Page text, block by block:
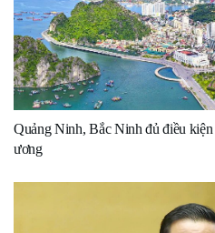
Quảng Ninh, Bắc Ninh đủ điều
ương